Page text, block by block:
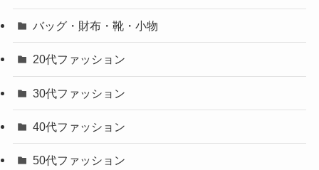
バッグ・財布・靴・小物
20代ファッション
30代ファッション
40代ファッション
50代ファッション